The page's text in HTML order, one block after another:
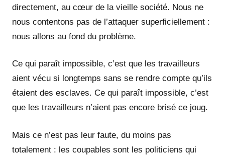
directement, au cœur de la vieille société. Nous ne
nous contentons pas de l’attaquer superficiellement :
nous allons au fond du problème.
Ce qui paraît impossible, c’est que les travailleurs
aient vécu si longtemps sans se rendre compte qu’ils
étaient des esclaves. Ce qui paraît impossible, c’est
que les travailleurs n’aient pas encore brisé ce joug.
Mais ce n’est pas leur faute, du moins pas
totalement : les coupables sont les politiciens qui